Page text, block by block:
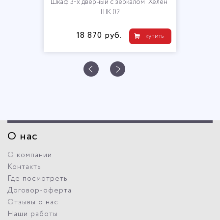
ШК 02
купить
18 870 руб.
О нас
О компании
Контакты
Где посмотреть
Договор-оферта
Отзывы о нас
Наши работы